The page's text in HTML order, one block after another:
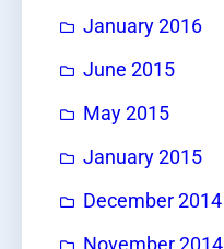
January 2016
June 2015
May 2015
January 2015
December 2014
November 2014